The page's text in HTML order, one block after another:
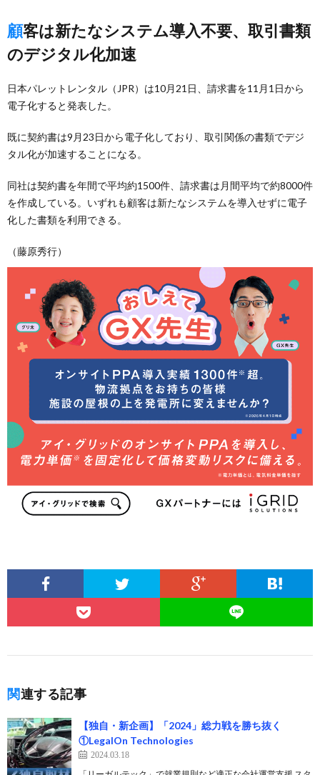
顧客は新たなシステム導入不要、取引書類
のデジタル化加速
日本パレットレンタル（JPR）は10月21日、請求書を11月1日から
電子化すると発表した。
既に契約書は9月23日から電子化しており、取引関係の書類でデジ
タル化が加速することになる。
同社は契約書を年間で平均約1500件、請求書は月間平均で約8000件
を作成している。いずれも顧客は新たなシステムを導入せずに電子
化した書類を利用できる。
（藤原秀行）
関連する記事
【独自・新企画】「2024」総力戦を勝ち抜く
①LegalOn Technologies
2024.03.18